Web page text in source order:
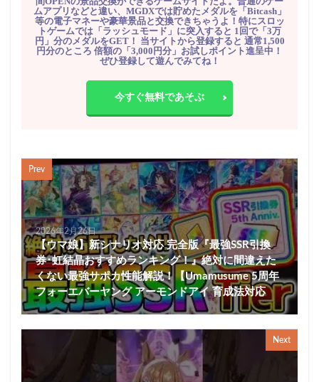
ムアプリなどと違い、MGDXでは貯めたメダルを「Bitcash」
等の電子マネーや豪華景品と交換できちゃうよ！特にスロッ
トゲームでは「ラッシュモード」に突入すると 1回で「3万
円」分のメダルをGET！ 当サイトから登録すると 通常1,500
円分のところ 倍額の「3,000円分」お試しポイント進呈中！
ぜひ登録して遊んでみてね！
今すぐ無料であそぶ
Prev
2026年2月26日
【ウマ娘】新シナリオ対応 完全版『最強SSR引換
券･虹結晶おすすめランキング！』絶対に間違えた
くない最強サポカ性能解説！【Umamusume 5周年
フォーエバーヤング アーモンドアイ 育成法対応
Next